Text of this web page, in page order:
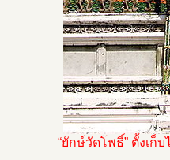
“ยักษ์วัดโพธิ์” ตั้งเ